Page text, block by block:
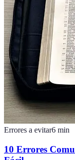
Errores a evitar6 min
10 Errores